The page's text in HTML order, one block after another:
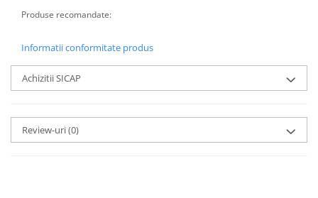
Produse recomandate:
Informatii conformitate produs
Achizitii SICAP
Review-uri(0)